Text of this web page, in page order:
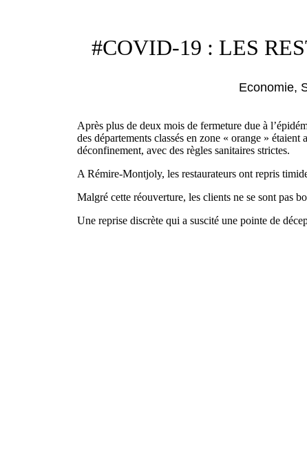
#COVID-19 : LES
Economie,
Après plus de deux mois de fermeture due à
des départements classés en zone « orange »
déconfinement, avec des règles sanitaires strictes.
A Rémire-Montjoly, les restaurateurs ont repris
Malgré cette réouverture, les clients ne se sont pas
Une reprise discrète qui a suscité une pointe de